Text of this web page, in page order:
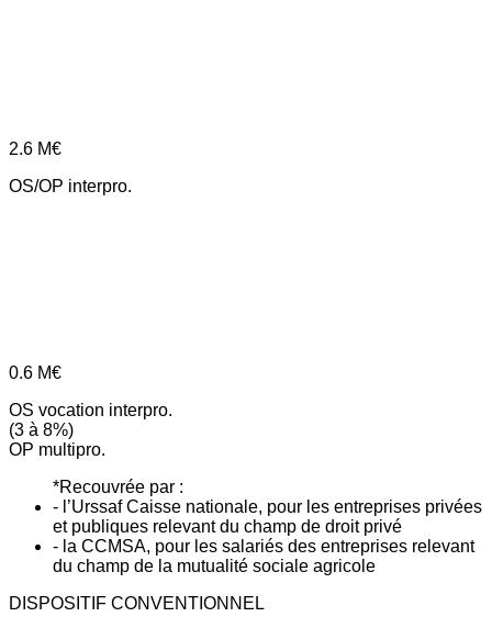
2.6 M€
OS/OP interpro.
0.6 M€
OS vocation interpro.
(3 à 8%)
OP multipro.
*Recouvrée par :
- l’Urssaf Caisse nationale, pour les entreprises privées
et publiques relevant du champ de droit privé
- la CCMSA, pour les salariés des entreprises relevant
du champ de la mutualité sociale agricole
DISPOSITIF CONVENTIONNEL